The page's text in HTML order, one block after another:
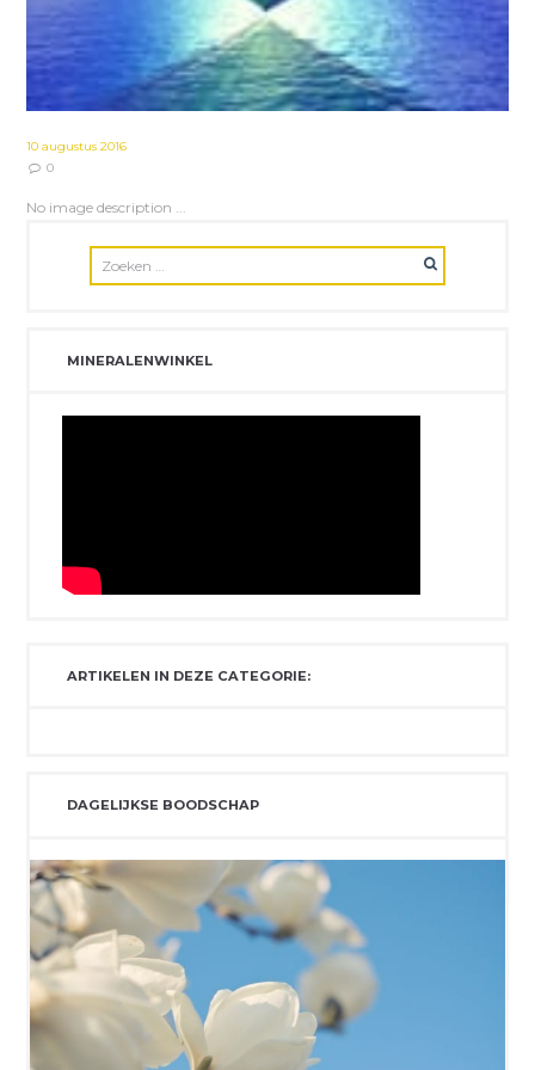
10 augustus 2016
0
No image description ...
MINERALENWINKEL
ARTIKELEN IN DEZE CATEGORIE:
DAGELIJKSE BOODSCHAP